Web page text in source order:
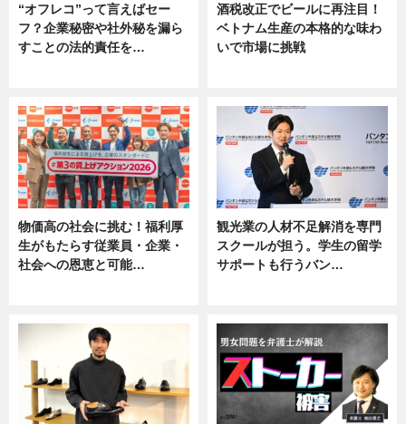
“オフレコ”って言えばセー
フ？企業秘密や社外秘を漏ら
すことの法的責任を…
酒税改正でビールに再注目！
ベトナム生産の本格的な味わ
いで市場に挑戦
物価高の社会に挑む！福利厚
生がもたらす従業員・企業・
社会への恩恵と可能…
観光業の人材不足解消を専門
スクールが担う。学生の留学
サポートも行うバン…